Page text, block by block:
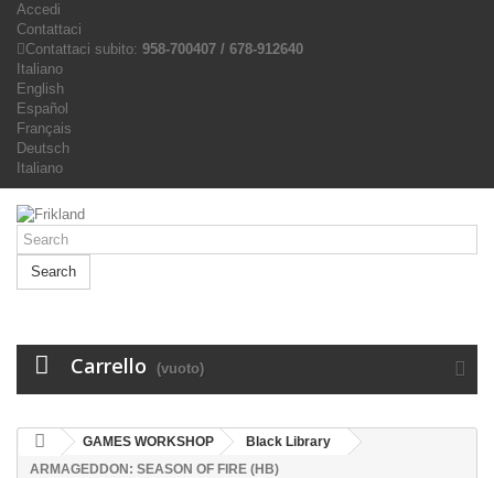
Accedi
Contattaci
Contattaci subito: 958-700407 / 678-912640
Italiano
English
Español
Français
Deutsch
Italiano
Search
Carrello (vuoto)
GAMES WORKSHOP
Black Library
ARMAGEDDON: SEASON OF FIRE (HB)